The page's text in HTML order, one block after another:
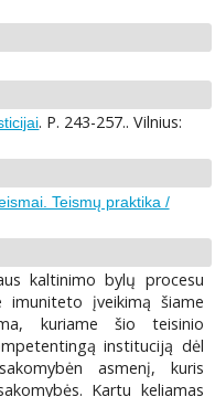
. P. 243-257.. Vilnius:
Teismų praktika /
kaltinimo bylų procesu
imuniteto įveikimą šiame
kuriame šio teisinio
instituciją dėl
asmenį, kuris
Kartu keliamas